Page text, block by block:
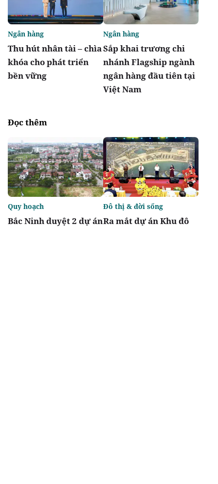
Thu hút nhân tài – chìa
khóa cho phát triển
bền vững
Ngân hàng
Sắp khai trương chi
nhánh Flagship ngành
ngân hàng đầu tiên tại
Việt Nam
Ngân hàng
Đọc thêm
Bắc Ninh duyệt 2 dự án
Quy hoạch
Ra mắt dự án Khu đô
Đô thị & đời sống